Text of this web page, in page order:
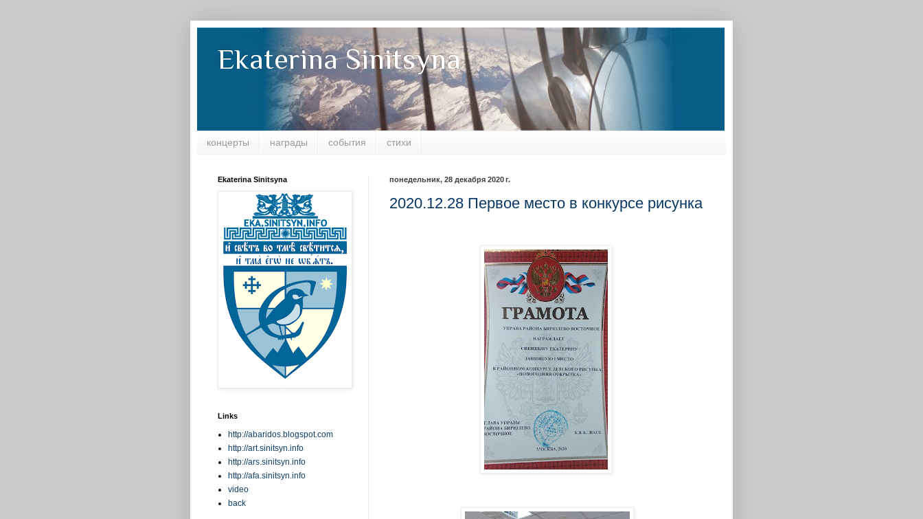
Ekaterina Sinitsyna
концерты награды события стихи
понедельник, 28 декабря 2020 г.
2020.12.28 Первое место в конкурсе рисунка
Ekaterina Sinitsyna
Links
http://abaridos.blogspot.com
http://art.sinitsyn.info
http://ars.sinitsyn.info
http://afa.sinitsyn.info
video
back